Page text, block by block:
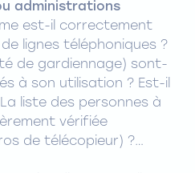
administrations
est-il correctement
lignes téléphoniques ?
de gardiennage) sont-
à son utilisation ? Est-il
liste des personnes à
vérifiée
de télécopieur) ?…